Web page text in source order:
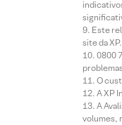
Este
site da
0800
O
A XP
A
volumes,